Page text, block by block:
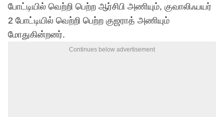
போட்டியில் வெற்றி பெற்ற ஆர்சிபி அணியும், குவாலிஃபயர்
2 போட்டியில் வெற்றி பெற்ற குஜராத் அணியும்
மோதுகின்றனர்.
Continues below advertisement